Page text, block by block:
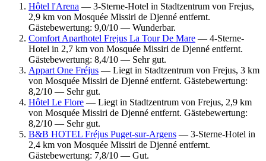
Hôtel l'Arena — 3-Sterne-Hotel in Stadtzentrum von Frejus,
2,9 km von Mosquée Missiri de Djenné entfernt.
Gästebewertung: 9,0/10 — Wunderbar.
Comfort Aparthotel Frejus La Tour De Mare — 4-Sterne-
Hotel in 2,7 km von Mosquée Missiri de Djenné entfernt.
Gästebewertung: 8,4/10 — Sehr gut.
Appart One Fréjus — Liegt in Stadtzentrum von Frejus, 3 km
von Mosquée Missiri de Djenné entfernt. Gästebewertung:
8,2/10 — Sehr gut.
Hôtel Le Flore — Liegt in Stadtzentrum von Frejus, 2,9 km
von Mosquée Missiri de Djenné entfernt. Gästebewertung:
8,2/10 — Sehr gut.
B&B HOTEL Fréjus Puget-sur-Argens — 3-Sterne-Hotel in
2,4 km von Mosquée Missiri de Djenné entfernt.
Gästebewertung: 7,8/10 — Gut.